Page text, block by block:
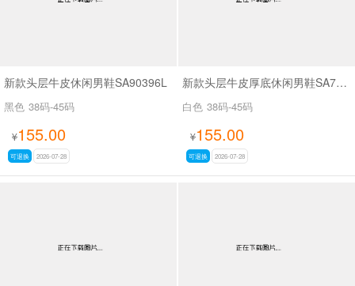
新款头层牛皮休闲男鞋SA90396L
黑色 38码-45码
¥155.00
可退换 2026-07-28
新款头层牛皮厚底休闲男鞋SA70716L
白色 38码-45码
¥155.00
可退换 2026-07-28